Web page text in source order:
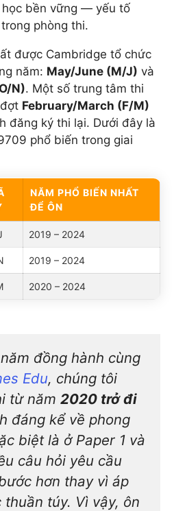
bền vững — yếu tố
phòng thi.
được Cambridge tổ chức
năm: May/June (M/J) và
N). Một số trung tâm thi
February/March (F/M)
đăng ký thi lại. Dưới đây là
phổ biến trong giai
NĂM PHỔ BIẾN NHẤT
ĐỂ ÔN
2019 – 2024
2019 – 2024
2020 – 2024
đồng hành cùng
Edu, chúng tôi
từ năm 2020 trở đi
đáng kể về phong
biệt là ở Paper 1 và
câu hỏi yêu cầu
hơn thay vì áp
túy. Vì vậy, ôn